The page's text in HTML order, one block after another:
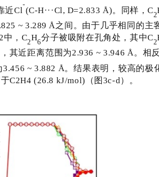
近Cl
-
(C-H···Cl, D=2.833 Å)。同样，C2
~ 3.289 Å之间。由于几乎相同的主
中， C2H6分子被吸附在孔角处，其中C2
其近距离范围为2.936 ~ 3.946 Å。相
3.456 ~ 3.882 Å。结果表明，较高的极
C2H4 (26.8 kJ/mol) （图 3c-d）。